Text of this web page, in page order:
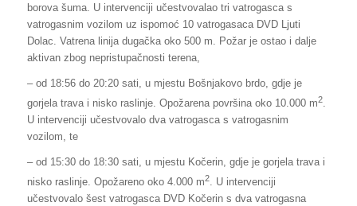
borova šuma. U intervenciji učestvovalao tri vatrogasca s
vatrogasnim vozilom uz ispomoć 10 vatrogasaca DVD Ljuti
Dolac. Vatrena linija dugačka oko 500 m. Požar je ostao i dalje
aktivan zbog nepristupačnosti terena,
– od 18:56 do 20:20 sati, u mjestu Bošnjakovo brdo, gdje je
gorjela trava i nisko raslinje. Opožarena površina oko 10.000 m2.
U intervenciji učestvovalo dva vatrogasca s vatrogasnim
vozilom, te
– od 15:30 do 18:30 sati, u mjestu Kočerin, gdje je gorjela trava i
nisko raslinje. Opožareno oko 4.000 m2. U intervenciji
učestvovalo šest vatrogasca DVD Kočerin s dva vatrogasna